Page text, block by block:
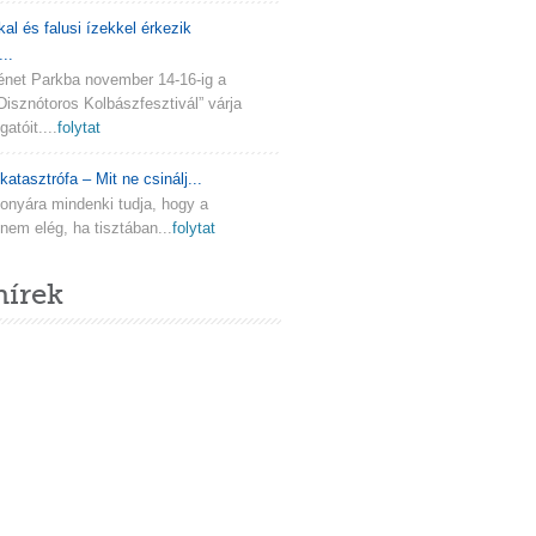
és falusi ízekkel érkezik
Parkba november 14-16-ig a
Kolbászfesztivál” várja
folytat
– Mit ne csinálj...
mindenki tudja, hogy a
elég, ha tisztában...folytat